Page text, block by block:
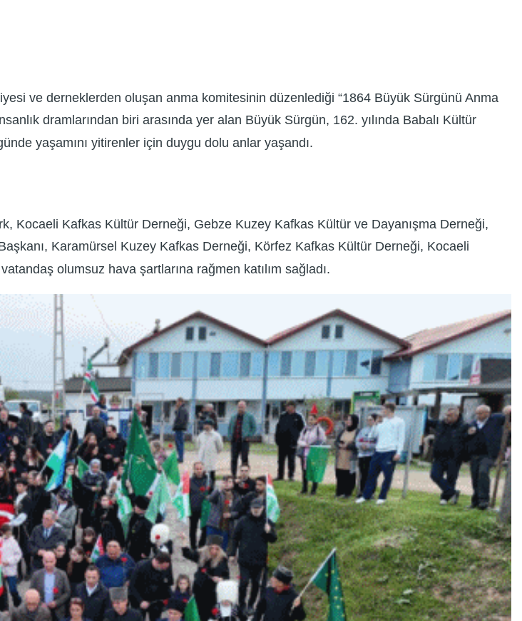
ve derneklerden oluşan anma komitesinin düzenlediği “1864 Büyük Sürgünü Anma
dramlarından biri arasında yer alan Büyük Sürgün, 162. yılında Babalı Kültür
yaşamını yitirenler için duygu dolu anlar yaşandı.
Kocaeli Kafkas Kültür Derneği, Gebze Kuzey Kafkas Kültür ve Dayanışma Derneği,
Karamürsel Kuzey Kafkas Derneği, Körfez Kafkas Kültür Derneği, Kocaeli
olumsuz hava şartlarına rağmen katılım sağladı.